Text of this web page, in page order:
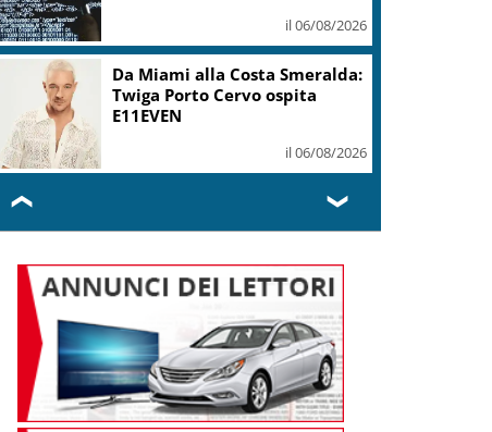
il 06/08/2026
Sogin: in 2025 utile balza oltre
2,5 mln, decommissioning al
il 06/08/2026